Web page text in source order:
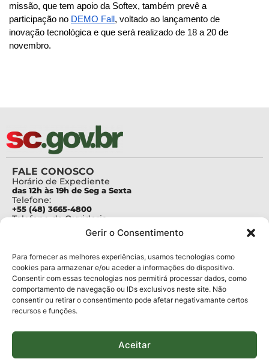
Gerir o Consentimento
Para fornecer as melhores experiências, usamos tecnologias como
cookies para armazenar e/ou aceder a informações do dispositivo.
Consentir com essas tecnologias nos permitirá processar dados, como
comportamento de navegação ou IDs exclusivos neste site. Não
consentir ou retirar o consentimento pode afetar negativamante certos
recursos e funções.
Aceitar
missão, que tem apoio da Softex, também prevê a
participação no DEMO Fall, voltado ao lançamento de
inovação tecnológica e que será realizado de 18 a 20 de
novembro.
FALE CONOSCO
Horário de Expediente
das 12h às 19h de Seg a Sexta
Telefone:
+55 (48) 3665-4800
Telefone da Ouvidoria
Para assuntos relacionados à Pesquisa
pesquisa@fapesc.sc.gov.br
Para assuntos relacionados à Inovação
inovacao@fapesc.sc.gov.br
Para assuntos relacionados à Bolsas
bolsas@fapesc.sc.gov.br
Para assuntos relacionados à Prestação de Contas
Para assuntos relacionados à Plataforma
plataforma@fapesc.sc.gov.br